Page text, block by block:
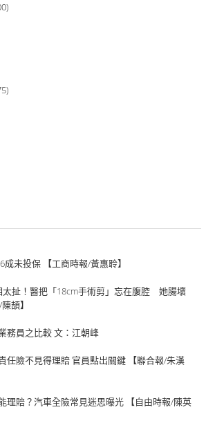
未投保 【工商時報/黃惠聆】
太扯！醫把「18cm手術剪」忘在腹腔 她腸壞
頡】
務員之比較 文：江朝峰
任險不見得理賠 官員點出關鍵 【聯合報/朱漢
理賠？汽車全險常見迷思曝光 【自由時報/陳英